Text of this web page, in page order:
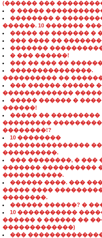
(������ ���
� �����
�������� �
������. 10 �������
����� �� ������� �
��� ���� ��
�������
� ��� ������!
��� �� ��� ��
���������������.
���������� ��
��� ������ ������
�������������
����� ������ � ����
������!
����� �� ���������
���������
��������!?
10 ��������
����������������
����������.
��� ��������, � ���
������� ����������
�����������.
������ ����. ���
����� ����
��������.
������ ������? �
10 �����������
������ � ������ ��
�������������)
���